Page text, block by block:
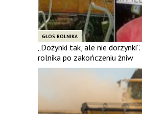
GŁOS ROLNIKA
„Dożynki tak, ale nie
rolnika po zakończeniu żniw